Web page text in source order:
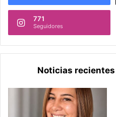
771
Seguidores
Noticias recientes